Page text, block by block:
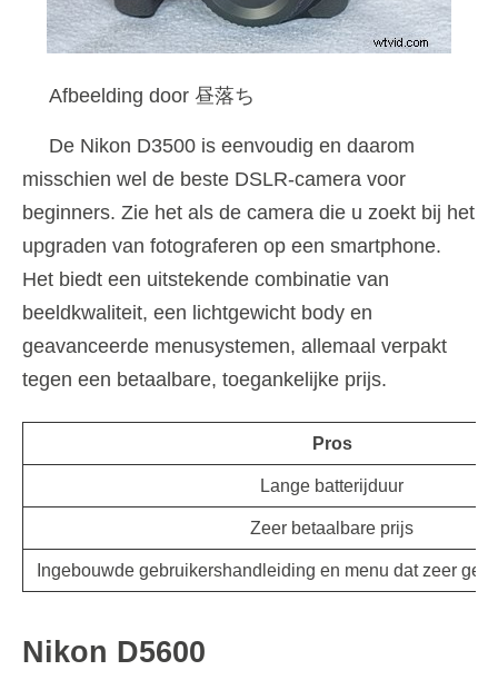
Afbeelding door 昼落ち
De Nikon D3500 is eenvoudig en daarom
misschien wel de beste DSLR-camera voor
beginners. Zie het als de camera die u zoekt bij het
upgraden van fotograferen op een smartphone.
Het biedt een uitstekende combinatie van
beeldkwaliteit, een lichtgewicht body en
geavanceerde menusystemen, allemaal verpakt
tegen een betaalbare, toegankelijke prijs.
Pros
Lange batterijduur
Zeer betaalbare prijs
Ingebouwde gebruikershandleiding en menu dat zeer
Nikon D5600